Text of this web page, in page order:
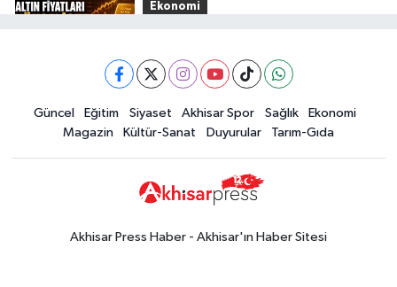
Ekonomi
15:02Akhisar'da sıcak hava etkisini
sürdürüyor! İşte 5 günlük hava
durumu
Güncel
14:53
Güncel Eğitim Siyaset Akhisar Spor Sağlık
Ekonomi
Magazin
Kültür-Sanat Duyurular Tarım-Gıda
Akhisar Press Haber - Akhisar'ın Haber Sitesi